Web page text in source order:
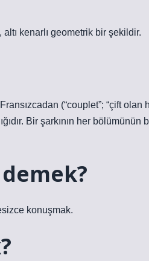
kenarlı geometrik bir şekildir.
(“couplet”; “çift olan
Bir şarkının her bölümünün
konuşmak.